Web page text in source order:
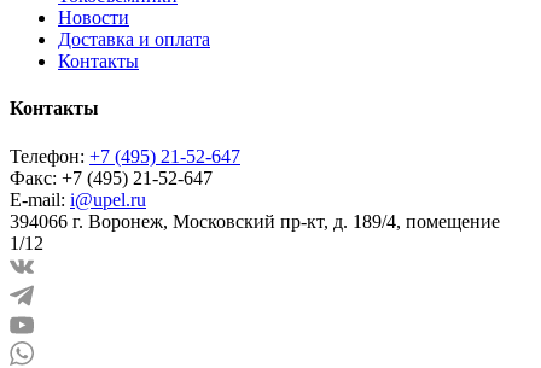
Новости
Доставка и оплата
Контакты
Контакты
Телефон: +7 (495) 21-52-647
Факс: +7 (495) 21-52-647
E-mail: i@upel.ru
394066 г. Воронеж, Московский пр-кт, д. 189/4, помещение
1/12